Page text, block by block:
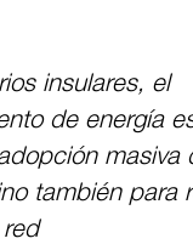
insulares, el
de energía
masiva
también para